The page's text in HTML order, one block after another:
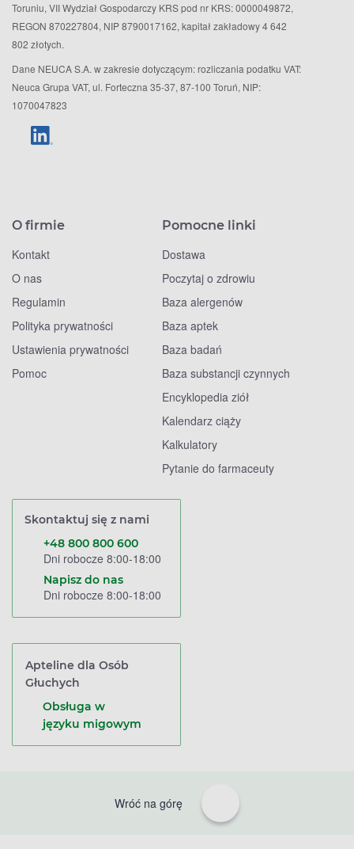
Toruniu, VII Wydział Gospodarczy KRS pod nr KRS: 0000049872,
REGON 870227804, NIP 8790017162, kapitał zakładowy 4 642
802 złotych.
Dane NEUCA S.A. w zakresie dotyczącym: rozliczania podatku VAT:
Neuca Grupa VAT, ul. Forteczna 35-37, 87-100 Toruń, NIP:
1070047823
O firmie
Kontakt
O nas
Regulamin
Polityka prywatności
Ustawienia prywatności
Pomoc
Pomocne linki
Dostawa
Poczytaj o zdrowiu
Baza alergenów
Baza aptek
Baza badań
Baza substancji czynnych
Encyklopedia ziół
Kalendarz ciąży
Kalkulatory
Pytanie do farmaceuty
Skontaktuj się z nami
+48 800 800 600
Dni robocze 8:00-18:00
Napisz do nas
Dni robocze 8:00-18:00
Apteline dla Osób
Głuchych
Obsługa w
języku migowym
Wróć na górę